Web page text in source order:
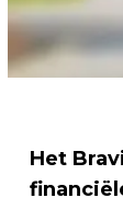
Het